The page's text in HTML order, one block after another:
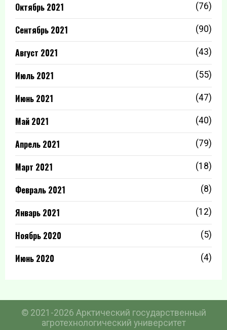
Октябрь 2021 (76)
Сентябрь 2021 (90)
Август 2021 (43)
Июль 2021 (55)
Июнь 2021 (47)
Май 2021 (40)
Апрель 2021 (79)
Март 2021 (18)
Февраль 2021 (8)
Январь 2021 (12)
Ноябрь 2020 (5)
Июнь 2020 (4)
© 2021-2026 Арктический государственный
агротехнологический университет